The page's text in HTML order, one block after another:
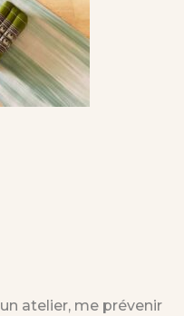
atelier, me prévenir